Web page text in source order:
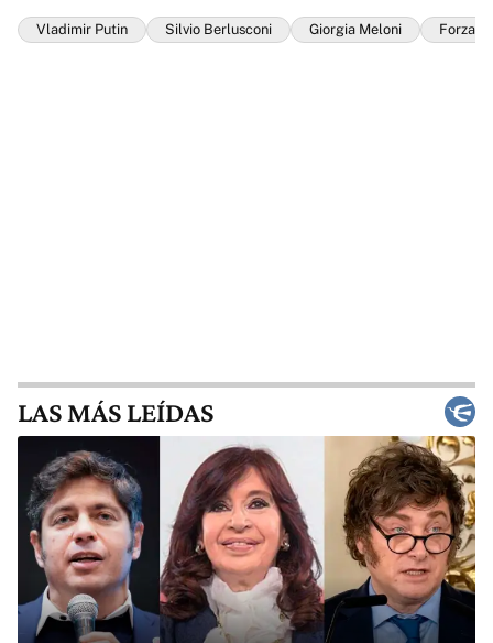
Vladimir Putin Silvio Berlusconi Giorgia Meloni Forza
LAS MÁS LEÍDAS